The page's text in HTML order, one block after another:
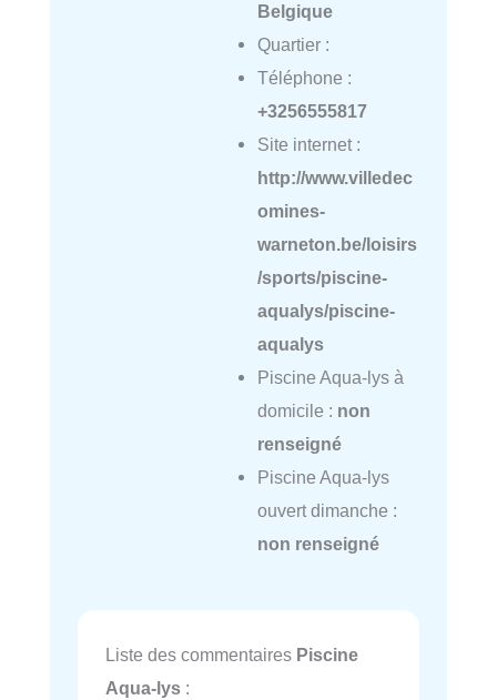
Belgique
Quartier :
Téléphone :
+3256555817
Site internet :
http://www.villedec
omines-
warneton.be/loisirs
/sports/piscine-
aqualys/piscine-
aqualys
Piscine Aqua-lys à
domicile : non
renseigné
Piscine Aqua-lys
ouvert dimanche :
non renseigné
Liste des commentaires Piscine
Aqua-lys :